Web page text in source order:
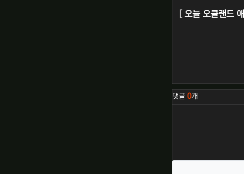
오늘 오클랜드
관련자료
댓글 0개